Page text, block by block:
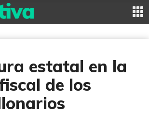
estatal en la
de los